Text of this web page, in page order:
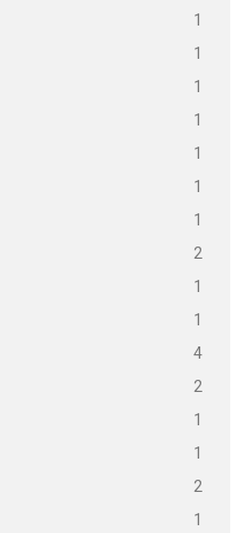
1
1
1
1
1
1
1
2
1
1
4
2
1
1
2
1